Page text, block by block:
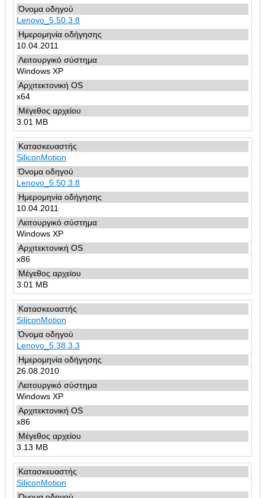
Lenovo_5.50.3.8
10.04.2011
Windows XP
x64
3.01 MB
SiliconMotion
Lenovo_5.50.3.8
10.04.2011
Windows XP
x86
3.01 MB
SiliconMotion
Lenovo_5.38.3.3
26.08.2010
Windows XP
x86
3.13 MB
SiliconMotion